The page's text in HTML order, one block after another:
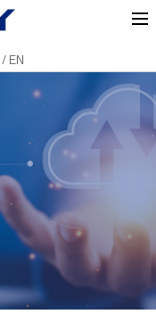
/ EN